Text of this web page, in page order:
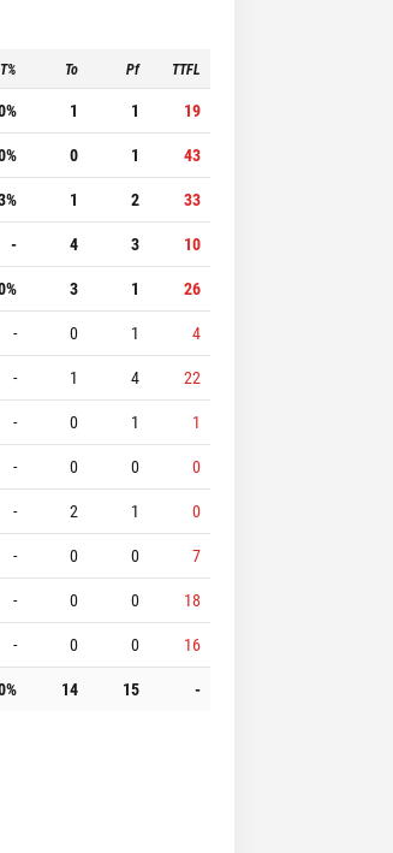
To Pf TTFL
1 1
19
0 1
43
1 2
33
- 4 3
10
3 1
26
- 0 1
4
- 1 4
22
- 0 1
1
- 0 0
0
- 2 1
0
- 0 0
7
- 0 0
18
- 0 0
16
14 15 -